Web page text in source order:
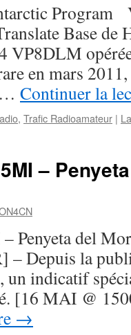
Program
Base de
VP8DLM
en mars
… Continuer la
, Trafic Radioamateur |
–
Penyeta del
Depuis la
indicatif
[16 MAI @
→